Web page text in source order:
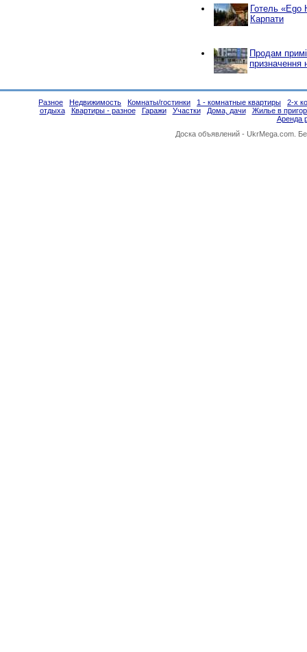
Готель «Ego
Карпати
Продам
призначення
Разное Недвижимость Комнаты/гостинки 1 - комнатные квартиры
2-х
отдыха
Квартиры - разное Гаражи Участки Дома, дачи
Жилье в
Аренда
Доска объявлений - UkrMega.com.